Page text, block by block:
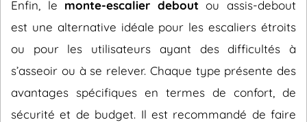
Enfin, le monte-escalier debout ou assis-debout
est une alternative idéale pour les escaliers étroits
ou pour les utilisateurs ayant des difficultés à
s’asseoir ou à se relever. Chaque type présente des
avantages spécifiques en termes de confort, de
sécurité et de budget. Il est recommandé de faire